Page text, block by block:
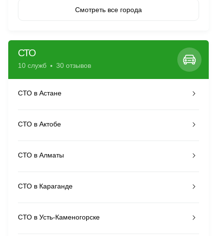
Смотреть все города
СТО
10 служб 30 отзывов
СТО в Астане
СТО в Актобе
СТО в Алматы
СТО в Караганде
СТО в Усть-Каменогорске